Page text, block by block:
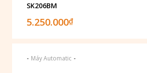
SK206BM
5.250.000₫
- Máy Automatic -